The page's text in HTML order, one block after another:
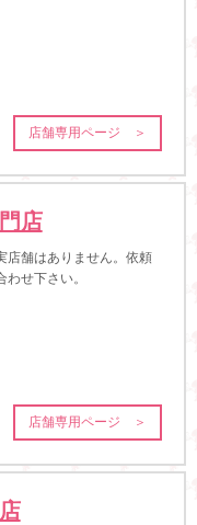
店舗専用ページ ＞
店
店舗はありません。依頼
せ下さい。
店舗専用ページ ＞